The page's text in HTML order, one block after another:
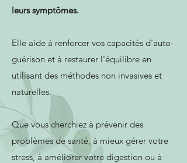
leurs symptômes.
Elle aide à renforcer vos capacités d'auto-
guérison et à restaurer l'équilibre en
utilisant des méthodes non invasives et
naturelles.
Que vous cherchiez à prévenir des
problèmes de santé, à mieux gérer votre
stress, à améliorer votre digestion ou à